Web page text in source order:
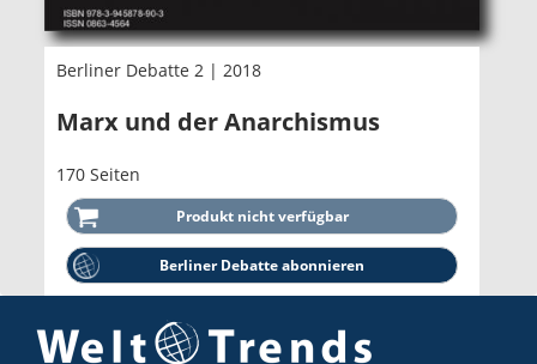
Berliner Debatte 2 | 2018
Marx und der Anarchismus
170 Seiten
Berliner Debatte abonnieren